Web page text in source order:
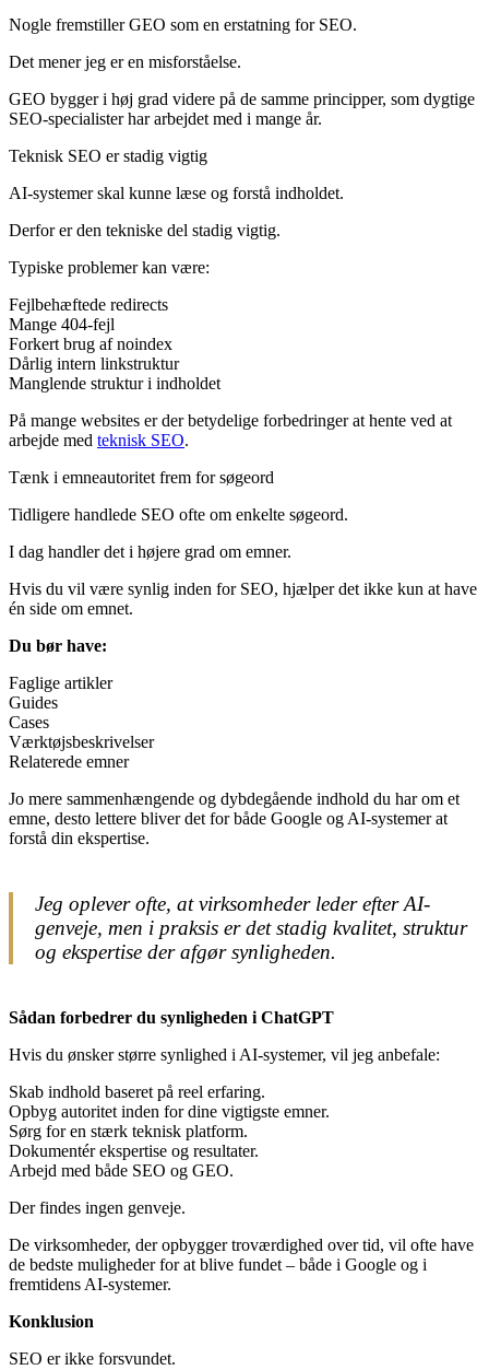
Nogle fremstiller GEO som en erstatning for SEO.
Det mener jeg er en misforståelse.
GEO bygger i høj grad videre på de samme principper, som dygtige
SEO-specialister har arbejdet med i mange år.
Teknisk SEO er stadig vigtig
AI-systemer skal kunne læse og forstå indholdet.
Derfor er den tekniske del stadig vigtig.
Typiske problemer kan være:
Fejlbehæftede redirects
Mange 404-fejl
Forkert brug af noindex
Dårlig intern linkstruktur
Manglende struktur i indholdet
På mange websites er der betydelige forbedringer at hente ved at
arbejde med teknisk SEO.
Tænk i emneautoritet frem for søgeord
Tidligere handlede SEO ofte om enkelte søgeord.
I dag handler det i højere grad om emner.
Hvis du vil være synlig inden for SEO, hjælper det ikke kun at have
én side om emnet.
Du bør have:
Faglige artikler
Guides
Cases
Værktøjsbeskrivelser
Relaterede emner
Jo mere sammenhængende og dybdegående indhold du har om et
emne, desto lettere bliver det for både Google og AI-systemer at
forstå din ekspertise.
Jeg oplever ofte, at virksomheder leder efter AI-
genveje, men i praksis er det stadig kvalitet, struktur
og ekspertise der afgør synligheden.
Sådan forbedrer du synligheden i ChatGPT
Hvis du ønsker større synlighed i AI-systemer, vil jeg anbefale:
Skab indhold baseret på reel erfaring.
Opbyg autoritet inden for dine vigtigste emner.
Sørg for en stærk teknisk platform.
Dokumentér ekspertise og resultater.
Arbejd med både SEO og GEO.
Der findes ingen genveje.
De virksomheder, der opbygger troværdighed over tid, vil ofte have
de bedste muligheder for at blive fundet – både i Google og i
fremtidens AI-systemer.
Konklusion
SEO er ikke forsvundet.